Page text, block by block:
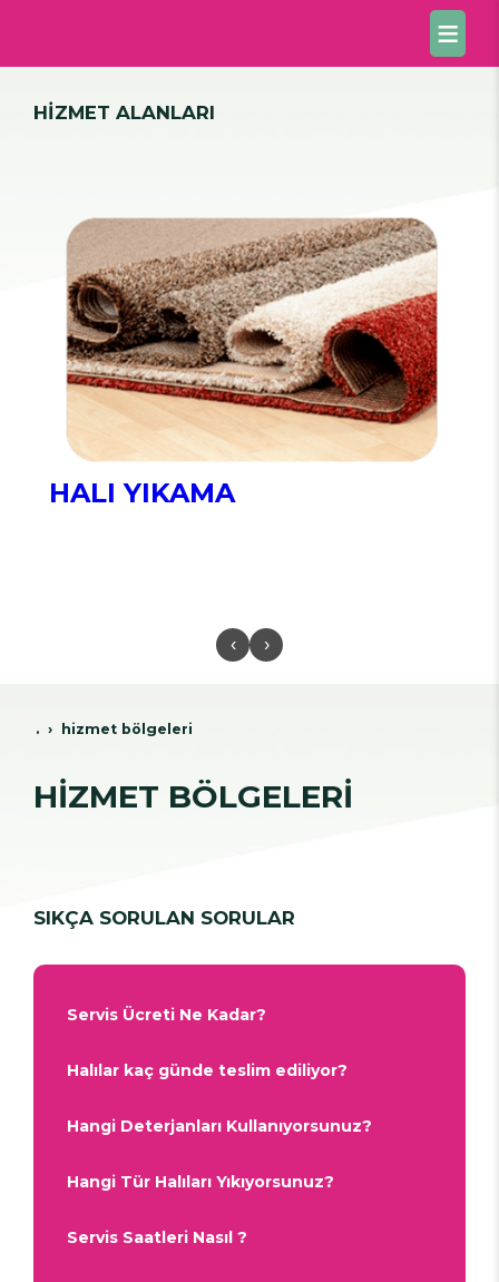
HİZMET ALANLARI
HALI YIKAMA
‹ ›
. hi̇zmet bölgeleri̇
HİZMET BÖLGELERİ
SIKÇA SORULAN SORULAR
Servis Ücreti Ne Kadar?
Halılar kaç günde teslim ediliyor?
Hangi Deterjanları Kullanıyorsunuz?
Hangi Tür Halıları Yıkıyorsunuz?
Servis Saatleri Nasıl ?